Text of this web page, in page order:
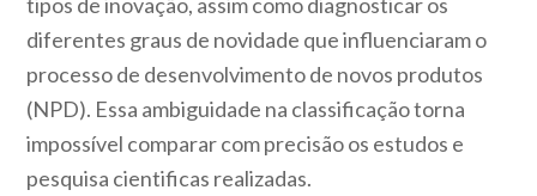
diferentes graus de novidade que influenciaram o
processo de desenvolvimento de novos produtos
(NPD). Essa ambiguidade na classificação torna
impossível comparar com precisão os estudos e
pesquisa cientificas realizadas.